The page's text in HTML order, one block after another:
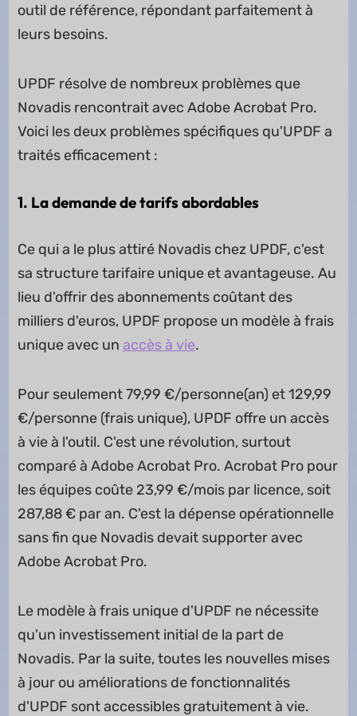
outil de référence, répondant parfaitement à
leurs besoins.
UPDF résolve de nombreux problèmes que
Novadis rencontrait avec Adobe Acrobat Pro.
Voici les deux problèmes spécifiques qu'UPDF a
traités efficacement :
1. La demande de tarifs abordables
Ce qui a le plus attiré Novadis chez UPDF, c'est
sa structure tarifaire unique et avantageuse. Au
lieu d'offrir des abonnements coûtant des
milliers d'euros, UPDF propose un modèle à frais
unique avec un accès à vie.
Pour seulement 79,99 €/personne(an) et 129,99
€/personne (frais unique), UPDF offre un accès
à vie à l'outil. C'est une révolution, surtout
comparé à Adobe Acrobat Pro. Acrobat Pro pour
les équipes coûte 23,99 €/mois par licence, soit
287,88 € par an. C'est la dépense opérationnelle
sans fin que Novadis devait supporter avec
Adobe Acrobat Pro.
Le modèle à frais unique d'UPDF ne nécessite
qu'un investissement initial de la part de
Novadis. Par la suite, toutes les nouvelles mises
à jour ou améliorations de fonctionnalités
d'UPDF sont accessibles gratuitement à vie.